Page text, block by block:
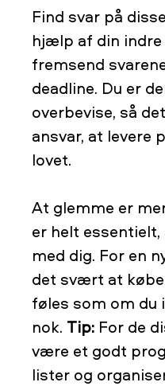
Find svar på
hjælp af din indre
fremsend
deadline. Du er
overbevise, så
ansvar, at levere
lovet.
At glemme er
er helt
med dig. For en
det svært at købe
føles som om du
nok. Tip: For de
være et godt
lister og